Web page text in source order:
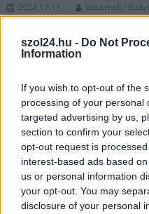
szol24.hu - Do Not
Information
If you wish to opt-out of the
processing of your personal
targeted advertising by us,
section to confirm your
opt-out request is
interest-based ads based
us or personal information
your opt-out. You may
disclosure of your personal
2024.12.11. Vásárhelyi
sofőrnek láthatóan nem
TOVÁBB OLVASOM